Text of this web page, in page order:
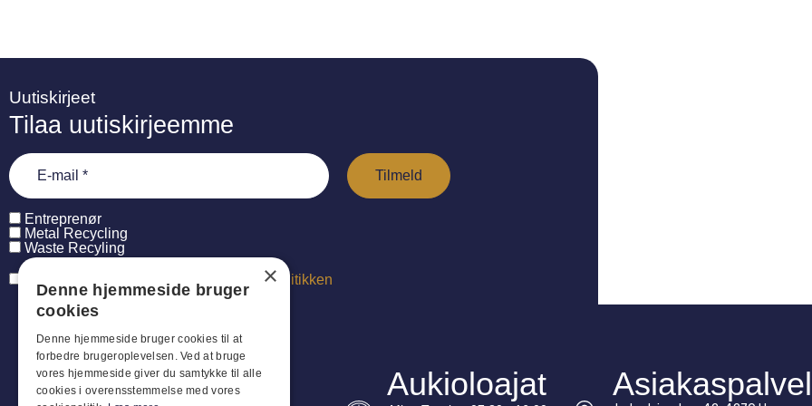
Uutiskirjeet
Tilaa uutiskirjeemme
Entreprenør
Metal Recycling
Waste Recyling
persondatapolitikken
Aukioloajat
×
Denne hjemmeside bruger
cookies
Denne hjemmeside bruger cookies til at
forbedre brugeroplevelsen. Ved at bruge
vores hjemmeside giver du samtykke til alle
cookies i overensstemmelse med vores